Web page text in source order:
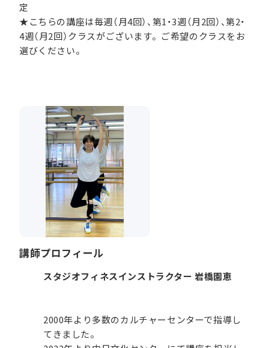
定
★こちらの講座は毎週（月4回）、第1・3週（月2回）、第2・
4週（月2回）クラスがございます。ご希望のクラスをお
選びください。
講師プロフィール
スタジオフィネスインストラクター 岩橋園恵
2000年より多数のカルチャーセンターで指導し
てきました。